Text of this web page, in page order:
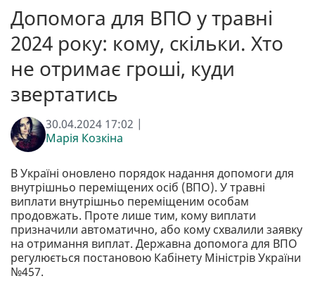
Допомога для ВПО у травні
2024 року: кому, скільки. Хто
не отримає гроші, куди
звертатись
30.04.2024 17:02 |
Марія Козкіна
В Україні оновлено порядок надання допомоги для
внутрішньо переміщених осіб (ВПО). У травні
виплати внутрішньо переміщеним особам
продовжать. Проте лише тим, кому виплати
призначили автоматично, або кому схвалили заявку
на отримання виплат. Державна допомога для ВПО
регулюється постановою Кабінету Міністрів України
№457.